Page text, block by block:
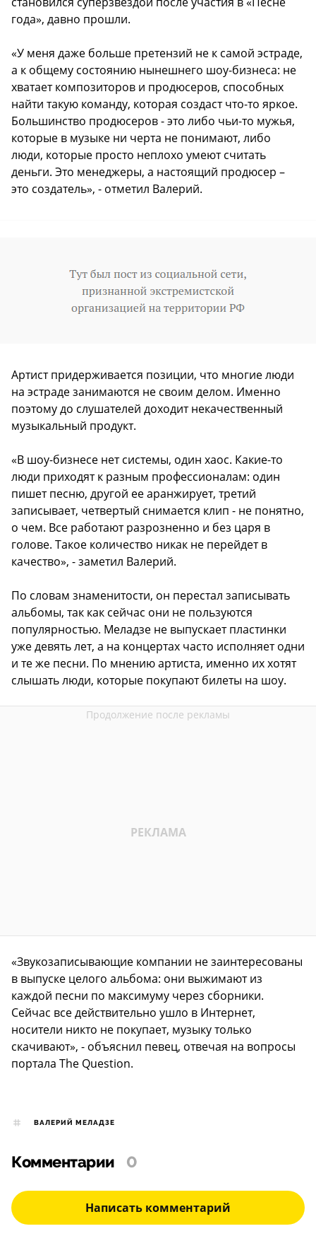
года», давно прошли.
«У меня даже больше претензий не к самой эстраде,
а к общему состоянию нынешнего шоу-бизнеса: не
хватает композиторов и продюсеров, способных
найти такую команду, которая создаст что-то яркое.
Большинство продюсеров - это либо чьи-то мужья,
которые в музыке ни черта не понимают, либо
люди, которые просто неплохо умеют считать
деньги. Это менеджеры, а настоящий продюсер –
это создатель», - отметил Валерий.
Артист придерживается позиции, что многие люди
на эстраде занимаются не своим делом. Именно
поэтому до слушателей доходит некачественный
музыкальный продукт.
«В шоу-бизнесе нет системы, один хаос. Какие-то
люди приходят к разным профессионалам: один
пишет песню, другой ее аранжирует, третий
записывает, четвертый снимается клип - не понятно,
о чем. Все работают разрозненно и без царя в
голове. Такое количество никак не перейдет в
качество», - заметил Валерий.
По словам знаменитости, он перестал записывать
альбомы, так как сейчас они не пользуются
популярностью. Меладзе не выпускает пластинки
уже девять лет, а на концертах часто исполняет одни
и те же песни. По мнению артиста, именно их хотят
слышать люди, которые покупают билеты на шоу.
«Звукозаписывающие компании не заинтересованы
в выпуске целого альбома: они выжимают из
каждой песни по максимуму через сборники.
Сейчас все действительно ушло в Интернет,
носители никто не покупает, музыку только
скачивают», - объяснил певец, отвечая на вопросы
портала The Question.
ВАЛЕРИЙ МЕЛАДЗЕ
Комментарии 0
Написать комментарий